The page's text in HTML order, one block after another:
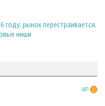
году: рынок перестраивается,
ниши
ЦБП